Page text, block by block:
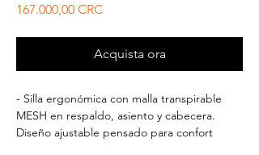
167.000,00 CRCPrezzo
Acquista ora
- Silla ergonómica con malla transpirable
MESH en respaldo, asiento y cabecera.
Diseño ajustable pensado para confort